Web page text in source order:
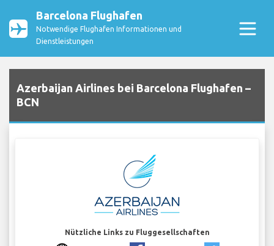
Barcelona Flughafen
Notwendige Flughafen Informationen und
Dienstleistungen
Azerbaijan Airlines bei Barcelona Flughafen –
BCN
Nützliche Links zu Fluggesellschaften